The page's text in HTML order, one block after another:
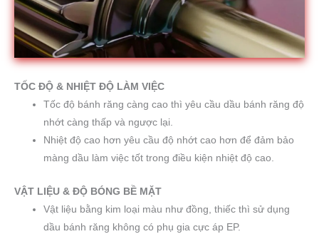
TỐC ĐỘ & NHIỆT ĐỘ LÀM VIỆC
Tốc độ bánh răng càng cao thì yêu cầu dầu bánh răng độ
nhớt càng thấp và ngược lại.
Nhiệt độ cao hơn yêu cầu độ nhớt cao hơn để đảm bảo
màng dầu làm việc tốt trong điều kiện nhiệt độ cao.
VẬT LIỆU & ĐỘ BÓNG BỀ MẶT
Vật liệu bằng kim loại màu như đồng, thiếc thì sử dụng
dầu bánh răng không có phụ gia cực áp EP.